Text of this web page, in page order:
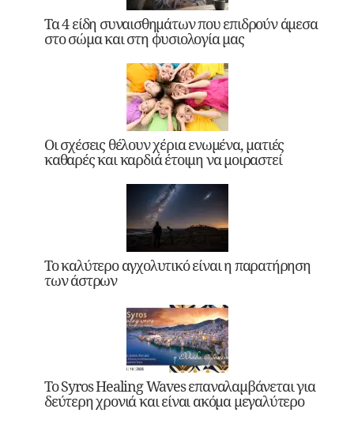
Τα 4 είδη συναισθημάτων που επιδρούν άμεσα
στο σώμα και στη φυσιολογία μας
Οι σχέσεις θέλουν χέρια ενωμένα, ματιές
καθαρές και καρδιά έτοιμη να μοιραστεί
Το καλύτερο αγχολυτικό είναι η παρατήρηση
των άστρων
Το Syros Healing Waves επαναλαμβάνεται για
δεύτερη χρονιά και είναι ακόμα μεγαλύτερο